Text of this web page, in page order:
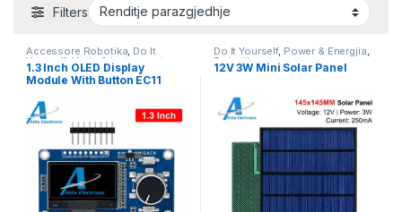
Filters
Accessore Robotika, Do It
Yourself, Matje & Instrumente
Robotika
1.3 Inch OLED Display
Module With Button EC11
Do It Yourself, Power & Energjia,
Robotika
12V 3W Mini Solar Panel